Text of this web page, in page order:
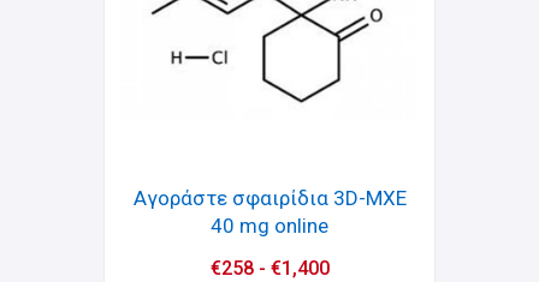
Αγοράστε σφαιρίδια 3D-MXE
40 mg online
€258- €1,400